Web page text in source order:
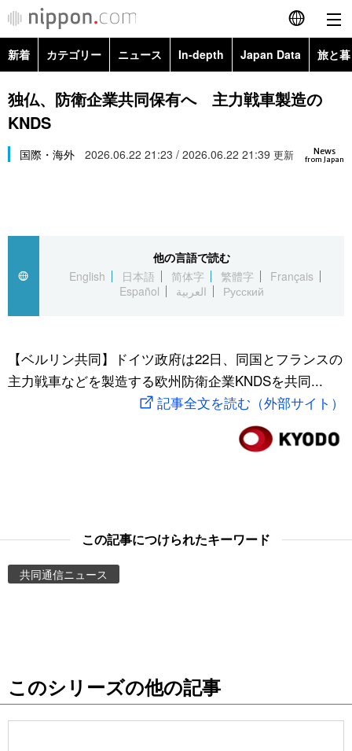
English
简体字
Русский
カテゴリー
経済・ビジネス
国際
文化
トップ
アーカイブ
In-depth
Japan Data
動画/Live
お知らせ
新着 カテゴリー ニュース In-depth Japan Data 旅と
政治・外交
経済・ビジネス
スポーツ・東京2020
Topics
独仏、防衛企業共同保有へ 主力戦車製造の
KNDS
News
from Japan
国際・海外 2026.06.22 21:23 / 2026.06.22 21:39 更新
他の言語で読む
English
日本語 简体字 繁體字
Français
Español
العربية Русский
【ベルリン共同】ドイツ政府は22日、同国とフランスの
主力戦車などを製造する欧州防衛企業KNDSを共同...
記事全文を読む（外部サイト）
この記事につけられたキーワード
共同通信ニュース
このシリーズの他の記事